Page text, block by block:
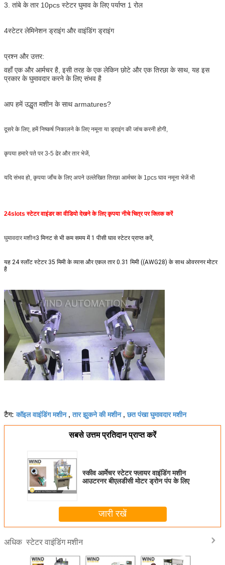
3. तांबे के तार 10pcs स्टेटर घुमाव के लिए पर्याप्त 1 रोल
4स्टेटर लेमिनेशन ड्राइंग और वाइंडिंग ड्राइंग
प्रश्न और उत्तर:
वहाँ एक और आर्मचर है, इसी तरह के एक लेकिन छोटे और एक तिरछा के साथ, यह इस
प्रकार के घुमावदार करने के लिए संभव है
आप हमें उद्धृत मशीन के साथ armatures?
दूसरे के लिए, हमें निष्कर्ष निकालने के लिए नमूना या ड्राइंग की जांच करनी होगी,
कृपया हमारे पते पर 3-5 ढेर और तार भेजें,
यदि संभव हो, कृपया जाँच के लिए अपने उल्लेखित तिरछा आर्मचर के 1pcs घाव नमूना भेजें भी
24slots स्टेटर वाइंडर का वीडियो देखने के लिए कृपया नीचे चित्र पर क्लिक करें
घुमावदार मशीन3 मिनट से भी कम समय में 1 पीसी घाव स्टेटर प्राप्त करें,
यह 24 स्लॉट स्टेटर 35 मिमी के व्यास और एकल तार 0.31 मिमी ((AWG28) के साथ ओवररनर मोटर
है
टैग:कॉइल वाइंडिंग मशीन,तार झुकने की मशीन,छत पंखा घुमावदार मशीन
सबसे उत्तम प्रतिदान प्राप्त करें
स्कीव आर्मेचर स्टेटर फ्लायर वाइंडिंग मशीन
आउटरनर बीएलडीसी मोटर ड्रोन पंप के लिए
जारी रखें
अधिक स्टेटर वाइंडिंग मशीन